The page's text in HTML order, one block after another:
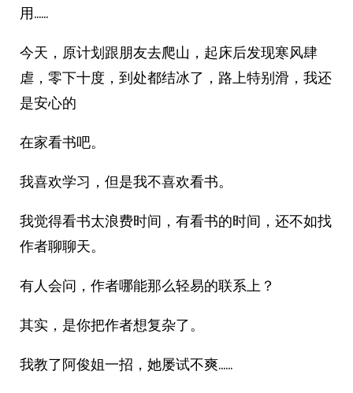
用……
今天，原计划跟朋友去爬山，起床后发现寒风肆
虐，零下十度，到处都结冰了，路上特别滑，我还
是安心的
在家看书吧。
我喜欢学习，但是我不喜欢看书。
我觉得看书太浪费时间，有看书的时间，还不如找
作者聊聊天。
有人会问，作者哪能那么轻易的联系上？
其实，是你把作者想复杂了。
我教了阿俊姐一招，她屡试不爽……